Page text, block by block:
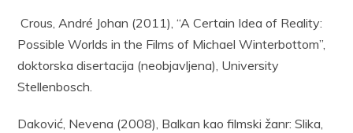
Crous, André Johan (2011), “A Certain Idea of Reality:
Possible Worlds in the Films of Michael Winterbottom”,
doktorska disertacija (neobjavljena), University
Stellenbosch.
Daković, Nevena (2008), Balkan kao filmski žanr: Slika,